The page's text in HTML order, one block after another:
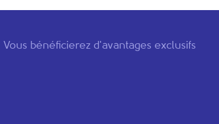
Vous bénéficierez d'avantages exclusifs